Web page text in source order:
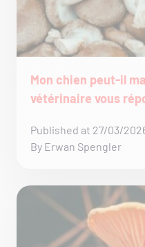
Mon chien peut-il
vétérinaire vous
Published at 27/03/
By Erwan Spengler